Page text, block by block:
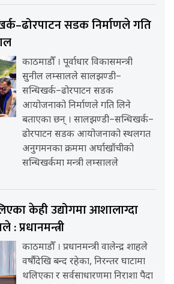
सडक निर्माणले गति
काठमाडौँ । पूर्वाधार विकासमन्त्री
सुनील लम्सालले सालझण्डी–
सन्धिखर्क–ढोरपाटन सडक
आयोजनाको निर्माणले गति लिने
बताएका छन् । सालझण्डी–सन्धिखर्क–
ढोरपाटन सडक आयोजनाको स्थलगत
अनुगमनका क्रममा अर्घाखाँचीको
सन्धिखर्कमा मन्त्री लम्सालले
केही उद्योगमा आशालाग्दा
प्रधानमन्त्री
काठमाडौँ । प्रधानमन्त्री वालेन्द्र शाहले
वर्षौंदेखि बन्द रहेका, निरन्तर घाटामा
थलिएका र सर्वसाधारणमा निराशा पैदा